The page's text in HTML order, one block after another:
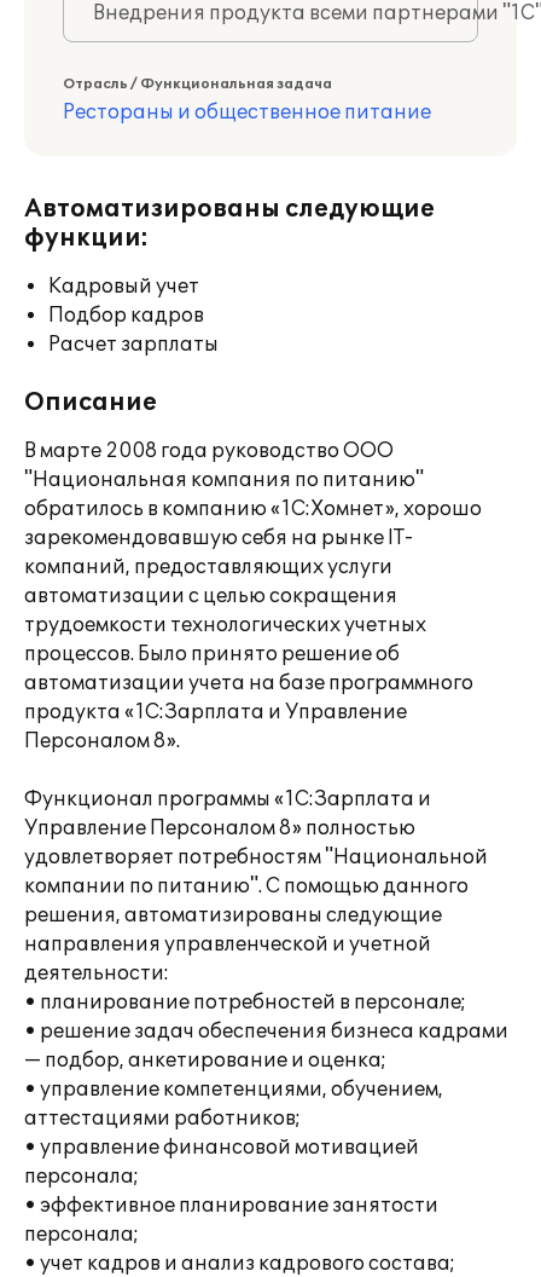
Внедрения продукта всеми партнерами
Отрасль / Функциональная задача
Рестораны и общественное питание
Автоматизированы следующие
функции:
Кадровый учет
Подбор кадров
Расчет зарплаты
Описание
В марте 2008 года руководство ООО
"Национальная компания по питанию"
обратилось в компанию «1С:Хомнет», хорошо
зарекомендовавшую себя на рынке IT-
компаний, предоставляющих услуги
автоматизации с целью сокращения
трудоемкости технологических учетных
процессов. Было принято решение об
автоматизации учета на базе программного
продукта «1С:Зарплата и Управление
Персоналом 8».
Функционал программы «1С:Зарплата и
Управление Персоналом 8» полностью
удовлетворяет потребностям "Национальной
компании по питанию". С помощью данного
решения, автоматизированы следующие
направления управленческой и учетной
деятельности:
• планирование потребностей в персонале;
• решение задач обеспечения бизнеса кадрами
— подбор, анкетирование и оценка;
• управление компетенциями, обучением,
аттестациями работников;
• управление финансовой мотивацией
персонала;
• эффективное планирование занятости
персонала;
• учет кадров и анализ кадрового состава;